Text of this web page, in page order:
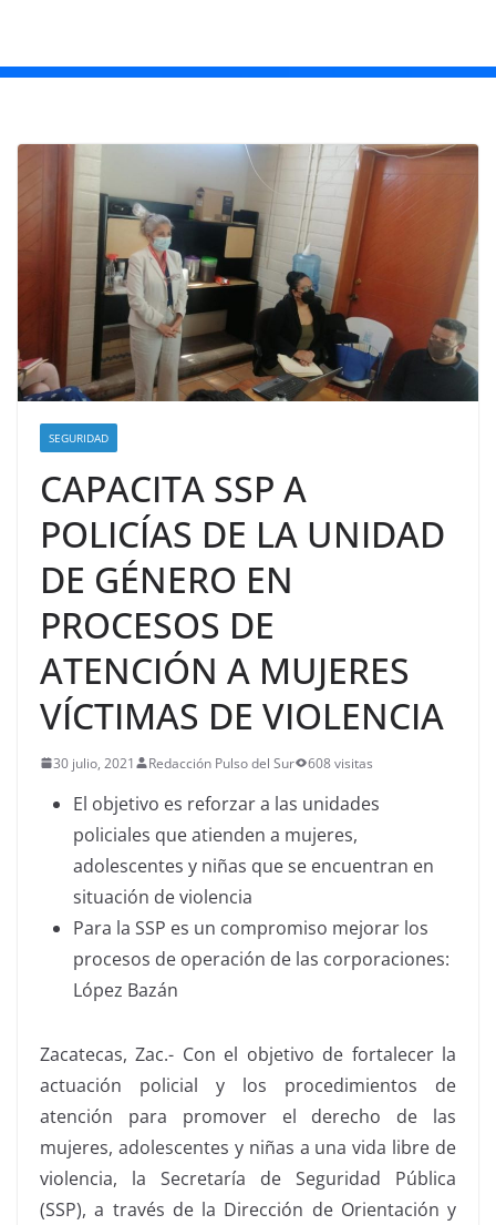
SEGURIDAD
CAPACITA SSP A
POLICÍAS DE LA UNIDAD
DE GÉNERO EN
PROCESOS DE
ATENCIÓN A MUJERES
VÍCTIMAS DE VIOLENCIA
30 julio, 2021 Redacción Pulso del Sur 608 visitas
El objetivo es reforzar a las unidades
policiales que atienden a mujeres,
adolescentes y niñas que se encuentran en
situación de violencia
Para la SSP es un compromiso mejorar los
procesos de operación de las corporaciones:
López Bazán
Zacatecas, Zac.- Con el objetivo de fortalecer la
actuación policial y los procedimientos de
atención para promover el derecho de las
mujeres, adolescentes y niñas a una vida libre de
violencia, la Secretaría de Seguridad Pública
(SSP), a través de la Dirección de Orientación y